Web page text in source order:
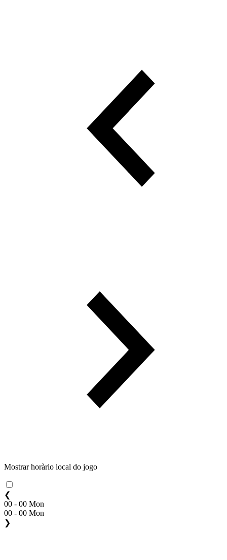
Mostrar horàrio local do jogo
❮
00 - 00 Mon
00 - 00 Mon
❯